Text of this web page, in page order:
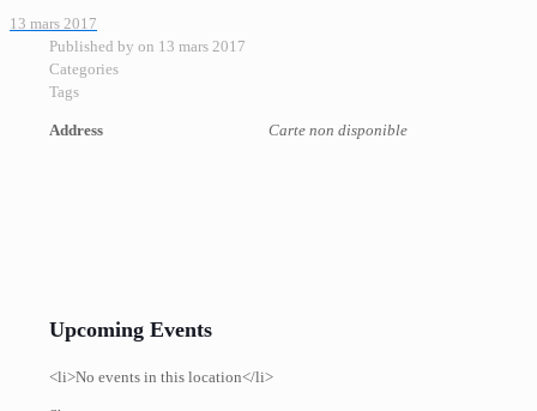
13 mars 2017
Published by on 13 mars 2017
Categories
Tags
Carte non disponible
Address
Upcoming Events
<li>No events in this location</li>